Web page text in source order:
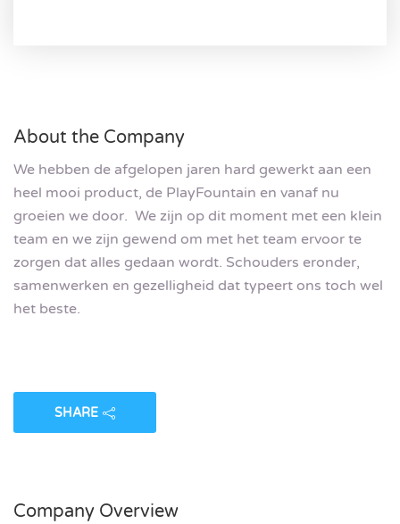
About the Company
We hebben de afgelopen jaren hard gewerkt aan een
heel mooi product, de PlayFountain en vanaf nu
groeien we door. We zijn op dit moment met een klein
team en we zijn gewend om met het team ervoor te
zorgen dat alles gedaan wordt. Schouders eronder,
samenwerken en gezelligheid dat typeert ons toch wel
het beste.
SHARE
Company Overview